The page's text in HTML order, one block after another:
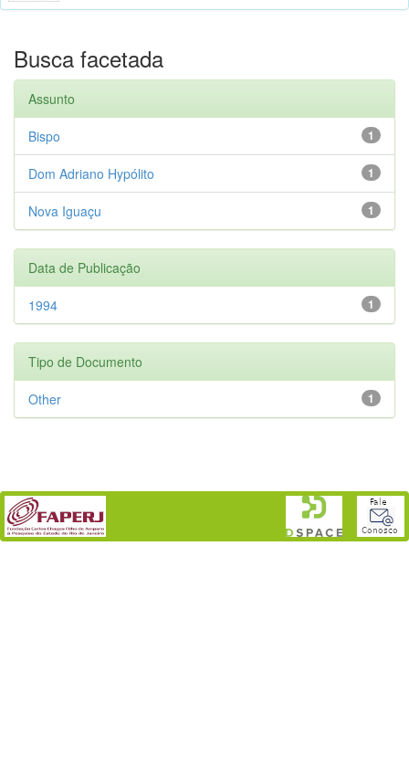
Busca facetada
Assunto
1
Bispo
1
Dom Adriano Hypólito
1
Nova Iguaçu
Data de Publicação
1
1994
Tipo de Documento
1
Other